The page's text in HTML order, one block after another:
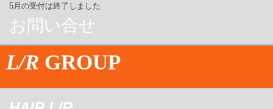
5月の受付は終了しました
お問い合せ
L/R GROUP